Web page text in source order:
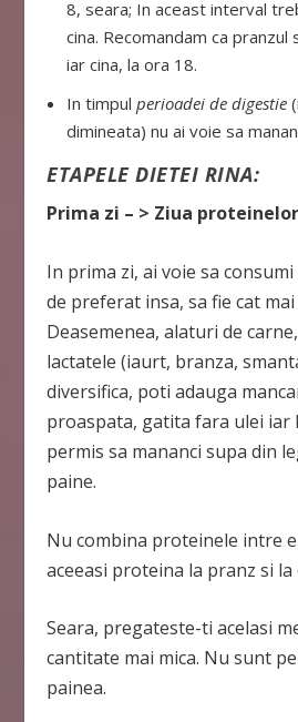
8, seara; In aceast interval
cina. Recomandam ca pranzul
iar cina, la ora 18.
In timpul perioadei de digestie
dimineata) nu ai voie sa
ETAPELE DIETEI RINA:
Prima zi – > Ziua proteinelor
In prima zi, ai voie sa
de preferat insa, sa fie cat mai
Deasemenea, alaturi de
lactatele (iaurt, branza,
diversifica, poti adauga
proaspata, gatita fara ulei iar
permis sa mananci supa din
paine.
Nu combina proteinele intre
aceeasi proteina la pranz si la
Seara, pregateste-ti acelasi
cantitate mai mica. Nu sunt
painea.